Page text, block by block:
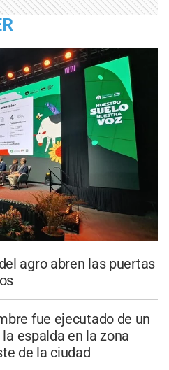
agro abren las puertas
fue ejecutado de un
espalda en la zona
de la ciudad